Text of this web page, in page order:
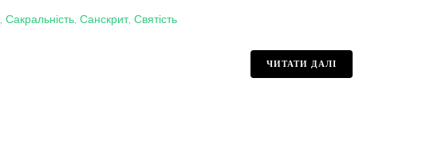
Сакральність, Санскрит, Святість
ЧИТАТИ ДАЛІ